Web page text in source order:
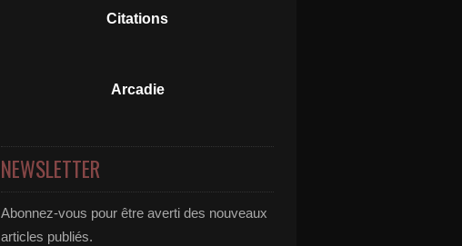
Citations
Arcadie
NEWSLETTER
Abonnez-vous pour être averti des nouveaux
articles publiés.